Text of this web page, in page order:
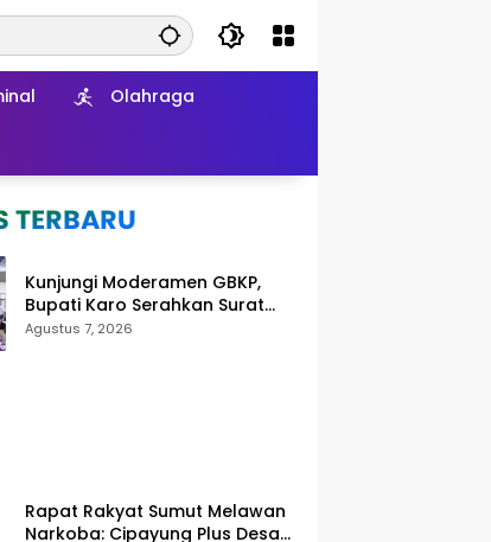
Olahraga
Kunjungi Moderamen GBKP,
Bupati Karo Serahkan Surat
Pernyataan Resmi Penyerahan
Agustus 7, 2026
Rapat Rakyat Sumut Melawan
Narkoba: Cipayung Plus Desak